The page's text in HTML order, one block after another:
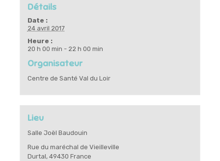
Détails
Date :
24 avril 2017
Heure :
20 h 00 min - 22 h 00 min
Organisateur
Centre de Santé Val du Loir
Lieu
Salle Joël Baudouin
Rue du maréchal de Vieilleville
Durtal, 49430 France